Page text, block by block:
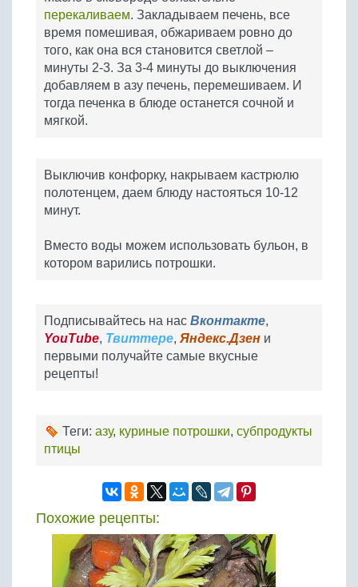
перекаливаем. Закладываем печень, все
время помешивая, обжариваем ровно до
того, как она вся становится светлой –
минуты 2-3. За 3-4 минуты до выключения
добавляем в азу печень, перемешиваем. И
тогда печенка в блюде останется сочной и
мягкой.
Выключив конфорку, накрываем кастрюлю
полотенцем, даем блюду настояться 10-12
минут.
Вместо воды можем использовать бульон, в
котором варились потрошки.
Подписывайтесь на нас Вконтакте,
YouTube, Твиттере, Яндекс.Дзен и
первыми получайте самые вкусные
рецепты!
Теги: азу, куриные потрошки, субпродукты
птицы
Похожие рецепты: